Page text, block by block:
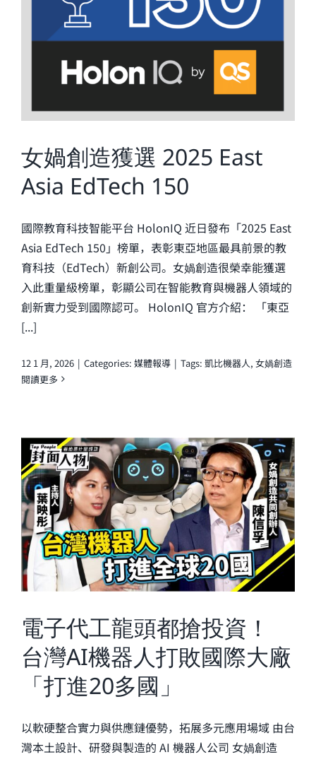
女媧創造獲選 2025 East
Asia EdTech 150
國際教育科技智能平台 HolonIQ 近日發布「2025 East
Asia EdTech 150」榜單，表彰東亞地區最具前景的教
育科技（EdTech）新創公司。女媧創造很榮幸能獲選
入此重量級榜單，彰顯公司在智能教育與機器人領域的
創新實力受到國際認可。 HolonIQ 官方介紹： 「東亞
[...]
12 1 月, 2026 | Categories: 媒體報導 | Tags: 凱比機器人, 女媧創造
閱讀更多
電子代工龍頭都搶投資！
台灣AI機器人打敗國際大廠
「打進20多國」
以軟硬整合實力與供應鏈優勢，拓展多元應用場域 由台
灣本土設計、研發與製造的 AI 機器人公司 女媧創造